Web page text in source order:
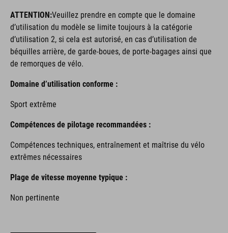
ATTENTION:Veuillez prendre en compte que le domaine
d’utilisation du modèle se limite toujours à la catégorie
d’utilisation 2, si cela est autorisé, en cas d’utilisation de
béquilles arrière, de garde-boues, de porte-bagages ainsi que
de remorques de vélo.
Domaine d’utilisation conforme :
Sport extrême
Compétences de pilotage recommandées :
Compétences techniques, entraînement et maîtrise du vélo
extrêmes nécessaires
Plage de vitesse moyenne typique :
Non pertinente